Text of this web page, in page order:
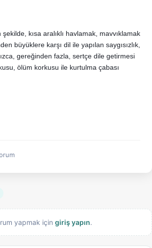
kısa aralıklı havlamak, mavvıklamak
büyüklere karşı dil ile yapılan saygısızlık,
gereğinden fazla, sertçe dile getirmesi
ölüm korkusu ile kurtulma çabası
yapmak için giriş yapın.